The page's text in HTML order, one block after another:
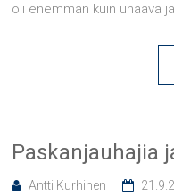
oli enemmän kuin uhaava
Paskanjauhajia
Antti Kurhinen